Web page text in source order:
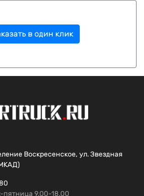
в один клик
Воскресенское, ул. Звездная
пятница 9.00-18.00